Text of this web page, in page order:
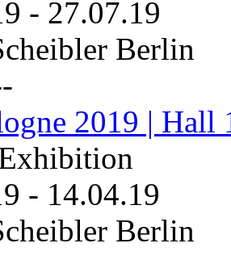
- 27.07.19
Berlin
2019 | Hall
- 14.04.19
Berlin